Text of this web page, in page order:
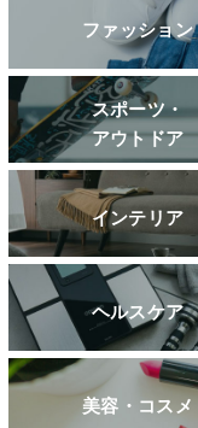
ファッション
スポーツ・
アウトドア
インテリア
ヘルスケア
美容・コスメ